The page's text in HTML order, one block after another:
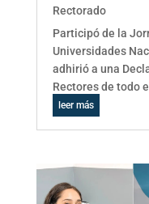
Rectorado
Participó de la
Universidades
adhirió a una
Rectores de todo
leer más